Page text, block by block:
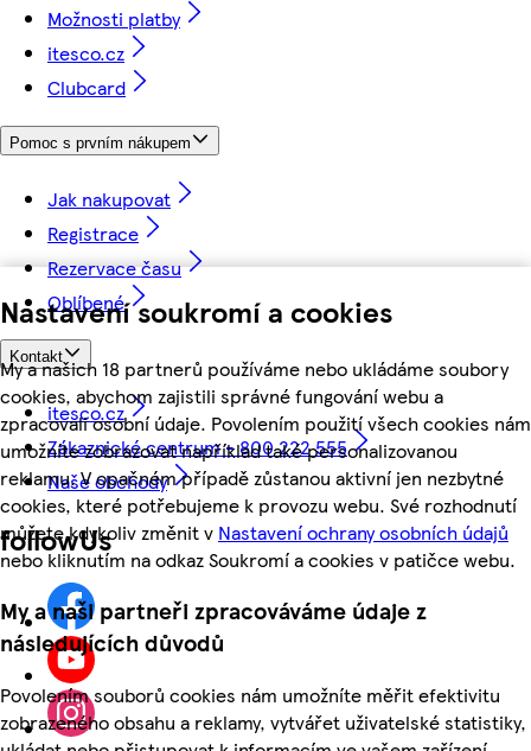
Nastavení soukromí a cookies
My a našich 18 partnerů používáme nebo ukládáme soubory
cookies, abychom zajistili správné fungování webu a
zpracovali osobní údaje. Povolením použití všech cookies nám
umožníte zobrazovat například také personalizovanou
reklamu. V opačném případě zůstanou aktivní jen nezbytné
cookies, které potřebujeme k provozu webu. Své rozhodnutí
můžete kdykoliv změnit v Nastavení ochrany osobních údajů
nebo kliknutím na odkaz Soukromí a cookies v patičce webu.
My a naši partneři zpracováváme údaje z
následujících důvodů
Povolením souborů cookies nám umožníte měřit efektivitu
zobrazeného obsahu a reklamy, vytvářet uživatelské statistiky,
Možnosti platby
itesco.cz
Clubcard
Pomoc s prvním nákupem
Jak nakupovat
Registrace
Rezervace času
Oblíbené
Kontakt
itesco.cz
Zákaznické centrum - 800 222 555
Naše obchody
followUs